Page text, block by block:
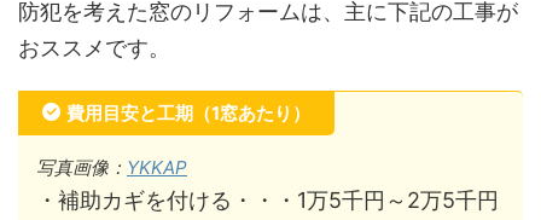
防犯を考えた窓のリフォームは、主に下記の工事が
おススメです。
費用目安と工期（1窓あたり）
写真画像： YKKAP
・補助カギを付ける・・・1万5千円～2万5千円